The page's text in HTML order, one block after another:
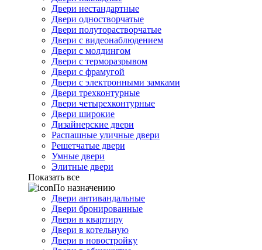
Двери нестандартные
Двери одностворчатые
Двери полуторастворчатые
Двери с видеонаблюдением
Двери с молдингом
Двери с терморазрывом
Двери с фрамугой
Двери с электронными замками
Двери трехконтурные
Двери четырехконтурные
Двери широкие
Дизайнерские двери
Распашные уличные двери
Решетчатые двери
Умные двери
Элитные двери
Показать все
По назначению
Двери антивандальные
Двери бронированные
Двери в квартиру
Двери в котельную
Двери в новостройку